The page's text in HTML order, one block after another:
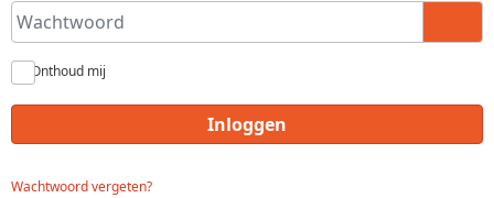
Wachtwoord
Onthoud mij
Inloggen
Wachtwoord vergeten?